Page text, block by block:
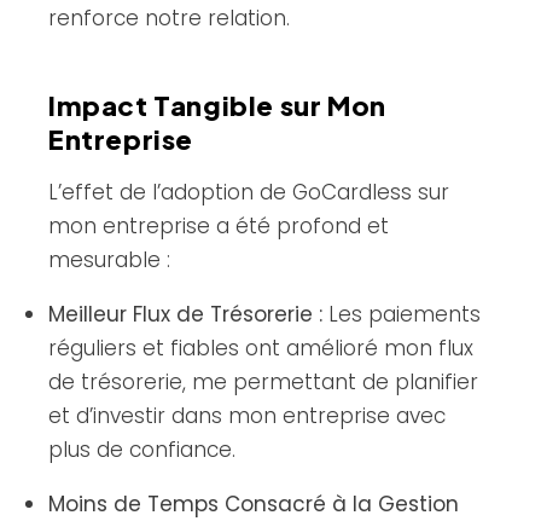
renforce notre relation.
Impact Tangible sur Mon
Entreprise
L’effet de l’adoption de GoCardless sur
mon entreprise a été profond et
mesurable :
Meilleur Flux de Trésorerie : Les paiements
réguliers et fiables ont amélioré mon flux
de trésorerie, me permettant de planifier
et d’investir dans mon entreprise avec
plus de confiance.
Moins de Temps Consacré à la Gestion